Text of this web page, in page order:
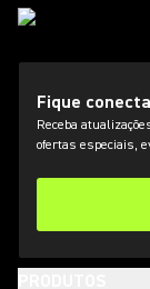
Fique
Receba
ofertas especiais,